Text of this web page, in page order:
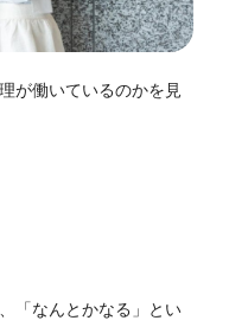
が働いているのかを見
「なんとかなる」とい